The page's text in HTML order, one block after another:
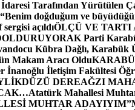
Tarafından Yürütülen
doğduğum ve
açıldıÖLÇÜ VE
AK Parti
Kübra Dağlı, Karabük
Makam Aracı Oldu
İnanoğlu İletişim Fakültesi
DEREAĞZI
Atatürk Mahallesi
MUHTAR ADAYIYIM”